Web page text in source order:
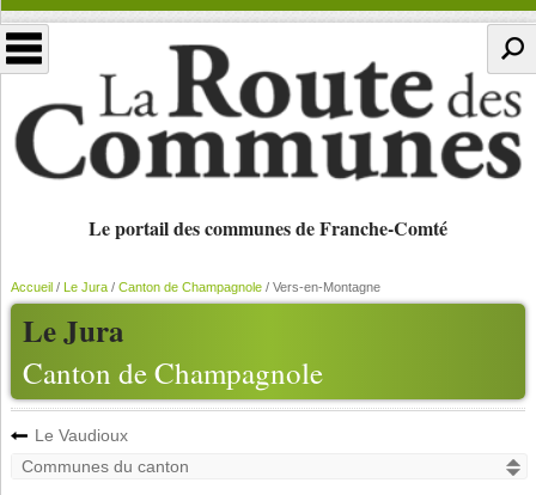
Le portail des communes de Franche-Comté
Le Jura
Canton de Champagnole
Accueil/ Le Jura/ Canton de Champagnole/ Vers-en-Montagne
Le Vaudioux